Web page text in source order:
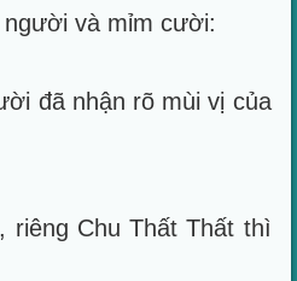
và mỉm cười:
đã nhận rõ mùi vị của
riêng Chu Thất Thất thì